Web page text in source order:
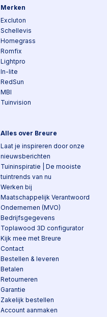
Merken
Excluton
Schellevis
Homegrass
Romfix
Lightpro
In-lite
RedSun
MBI
Tuinvision
Alles over Breure
Laat je inspireren door onze
nieuwsberichten
Tuininspiratie | De mooiste
tuintrends van nu
Werken bij
Maatschappelijk Verantwoord
Ondernemen (MVO)
Bedrijfsgegevens
Toplawood 3D configurator
Kijk mee met Breure
Contact
Bestellen & leveren
Betalen
Retourneren
Garantie
Zakelijk bestellen
Account aanmaken